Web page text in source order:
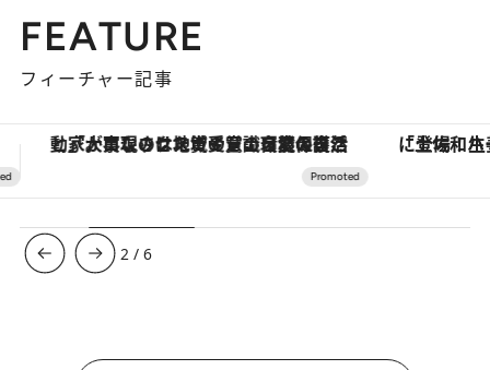
FEATURE
フィーチャー記事
「土佐和ハーブかき氷」がOMO7高知に登場！生姜、山椒、大葉など目にも舌にも涼を呼ぶ郷土の味 【夏限定ディナーコース】旬を
3 /6